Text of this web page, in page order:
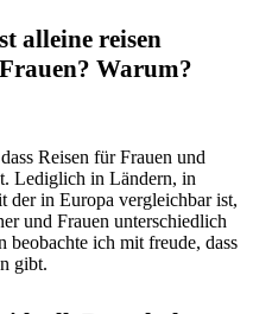
alleine reisen
Warum?
Reisen für Frauen und
Lediglich in Ländern, in
der in Europa vergleichbar ist,
und Frauen unterschiedlich
beobachte ich mit freude, dass
gibt.